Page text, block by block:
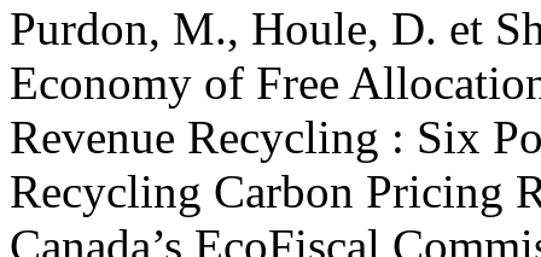
Purdon, M., Houle, D. et
Economy of Free
Revenue Recycling : Six
Recycling Carbon Pricing
Canada’s EcoFiscal